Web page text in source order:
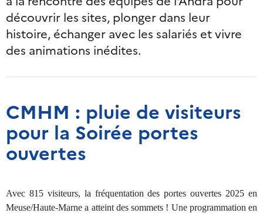
découvrir les sites, plonger dans leur
histoire, échanger avec les salariés et vivre
des animations inédites.
CMHM : pluie de visiteurs
pour la Soirée portes
ouvertes
Avec 815 visiteurs, la fréquentation des portes ouvertes 2025 en
Meuse/Haute-Marne a atteint des sommets ! Une programmation en